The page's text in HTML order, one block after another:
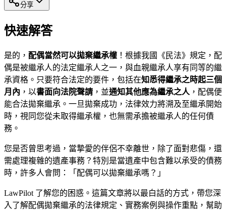
分享
快速解答
是的， 配偶當然可以拋棄繼承權 ！根據我國《民法》規定，配
偶是被繼承人的法定繼承人之一，與血親繼承人享有同等的繼
承資格。只要符合法定的要件，包括在知悉得繼承之時起三個
月內 ，以書面向法院聲請 ，並通知其他應為繼承之人 ，配偶便
能合法拋棄繼承。一旦拋棄成功，法律效力將溯及至繼承開始
時，視同您從未取得繼承權，也無需承擔被繼承人的任何債
務。
您是否曾思考過，當摯愛的伴侶不幸離世，除了面對悲傷，還
需處理複雜的遺產事務？特別是當遺產中包含難以承受的債務
時，許多人會問：「配偶可以拋棄繼承嗎？」
LawPilot 了解您的困惑。這篇文章將以最白話的方式，帶您深
入了解配偶拋棄繼承的法律規定、實務案例與操作重點，幫助